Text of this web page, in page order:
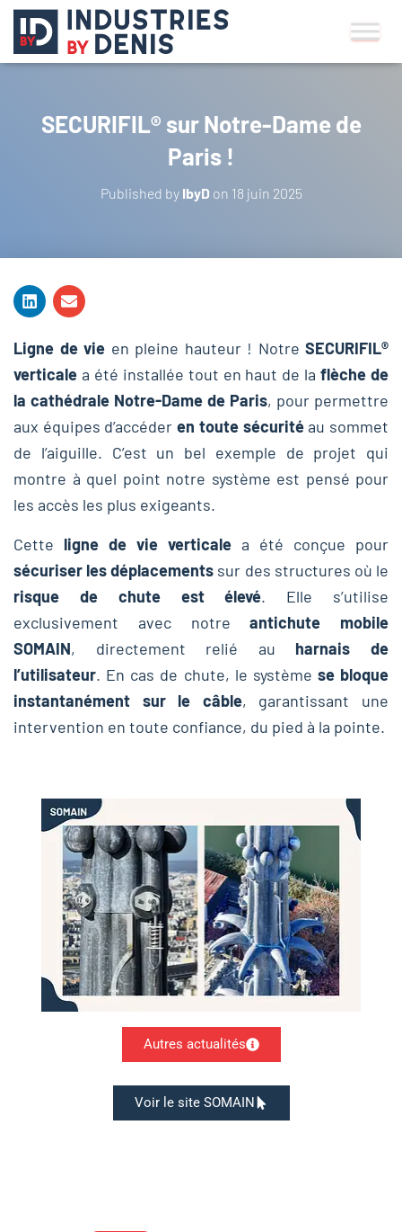
SECURIFIL® sur Notre-Dame de
Paris !
Published by IbyD on 18 juin 2025
Ligne de vie en pleine hauteur ! Notre SECURIFIL®
verticale a été installée tout en haut de laflèche de
la cathédrale Notre-Dame de Paris, pour permettre
aux équipes d’accéderen toute sécuritéau sommet
de l’aiguille. C’est un bel exemple de projet qui
montre à quel point notre système est pensé pour
les accès les plus exigeants.
Cette ligne de vie verticale a été conçue pour
sécuriser les déplacements sur des structures où le
risque de chute est élevé. Elle s’utilise
exclusivement avec notreantichute mobile
SOMAIN, directement relié au harnais de
l’utilisateur. En cas de chute, le système se bloque
instantanément sur le câble, garantissant une
intervention en toute confiance, du pied à la pointe.
Autres actualités
Voir le site SOMAIN